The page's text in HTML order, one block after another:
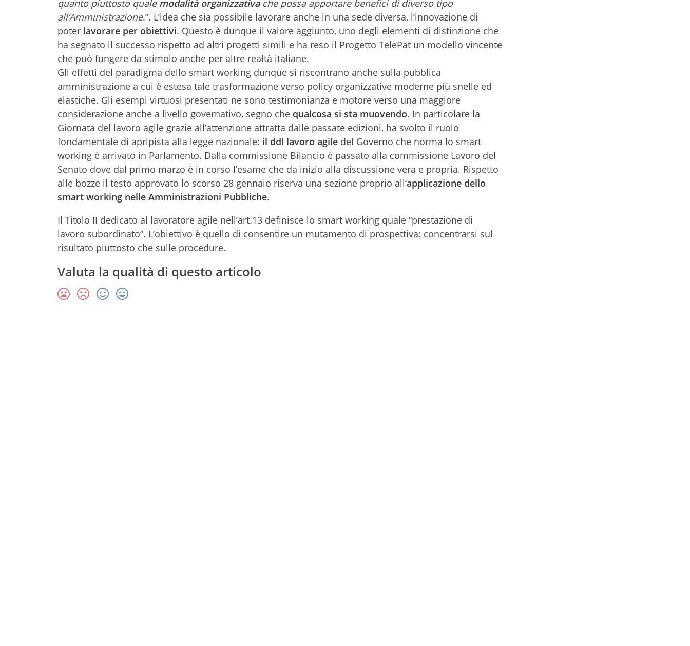
quanto piuttosto quale modalità organizzativache possa apportare benefici di diverso tipo
all’Amministrazione.”. L’idea che sia possibile lavorare anche in una sede diversa, l’innovazione di
poter lavorare per obiettivi. Questo è dunque il valore aggiunto, uno degli elementi di distinzione che
ha segnato il successo rispetto ad altri progetti simili e ha reso il Progetto TelePat un modello vincente
che può fungere da stimolo anche per altre realtà italiane.
Gli effetti del paradigma dello smart working dunque si riscontrano anche sulla pubblica
amministrazione a cui è estesa tale trasformazione verso policy organizzative moderne più snelle ed
elastiche. Gli esempi virtuosi presentati ne sono testimonianza e motore verso una maggiore
considerazione anche a livello governativo, segno che qualcosa si sta muovendo. In particolare la
Giornata del lavoro agile grazie all’attenzione attratta dalle passate edizioni, ha svolto il ruolo
fondamentale di apripista alla legge nazionale: il ddl lavoro agile del Governo che norma lo smart
working è arrivato in Parlamento. Dalla commissione Bilancio è passato alla commissione Lavoro del
Senato dove dal primo marzo è in corso l’esame che da inizio alla discussione vera e propria. Rispetto
alle bozze il testo approvato lo scorso 28 gennaio riserva una sezione proprio all’applicazione dello
smart working nelle Amministrazioni Pubbliche.
Il Titolo II dedicato al lavoratore agile nell’art.13 definisce lo smart working quale “prestazione di
lavoro subordinato”. L’obiettivo è quello di consentire un mutamento di prospettiva: concentrarsi sul
risultato piuttosto che sulle procedure.
Valuta la qualità di questo articolo